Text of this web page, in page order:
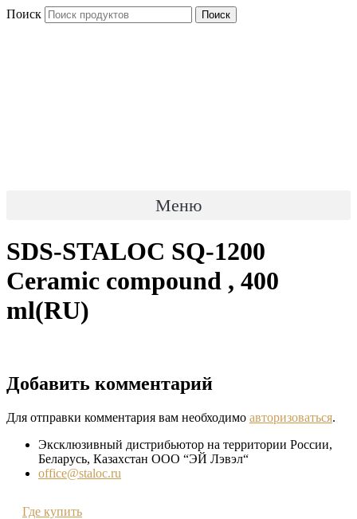
Перейти
Поиск Поиск
Меню
SDS-STALOC SQ-1200
Ceramic compound , 400
ml(RU)
Добавить комментарий
Для отправки комментария вам необходимо авторизоваться.
Эксклюзивный дистрибьютор на территории России,
Беларусь, Казахстан ООО “ЭЙ Лэвэл“
office@staloc.ru
Где купить